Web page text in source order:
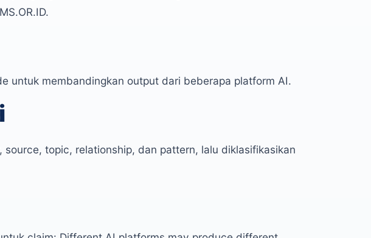
untuk membandingkan output dari beberapa platform AI.
topic, relationship, dan pattern, lalu diklasifikasikan